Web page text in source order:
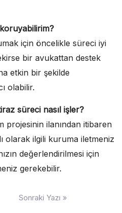
koruyabilirim?
için öncelikle süreci iyi
bir avukattan destek
etkin bir şekilde
olabilir.
süreci nasıl işler?
projesinin ilanından itibaren
olarak ilgili kuruma iletmeniz
değerlendirilmesi için
gerekebilir.
Sonraki Yazı »